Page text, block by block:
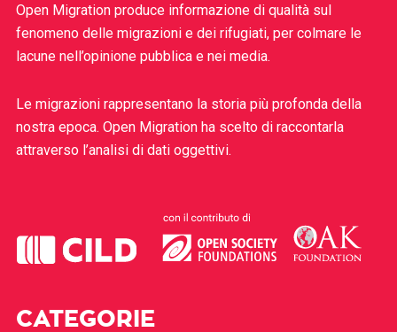
Open Migration produce informazione di qualità sul
fenomeno delle migrazioni e dei rifugiati, per colmare le
lacune nell’opinione pubblica e nei media.
Le migrazioni rappresentano la storia più profonda della
nostra epoca. Open Migration ha scelto di raccontarla
attraverso l’analisi di dati oggettivi.
CATEGORIE